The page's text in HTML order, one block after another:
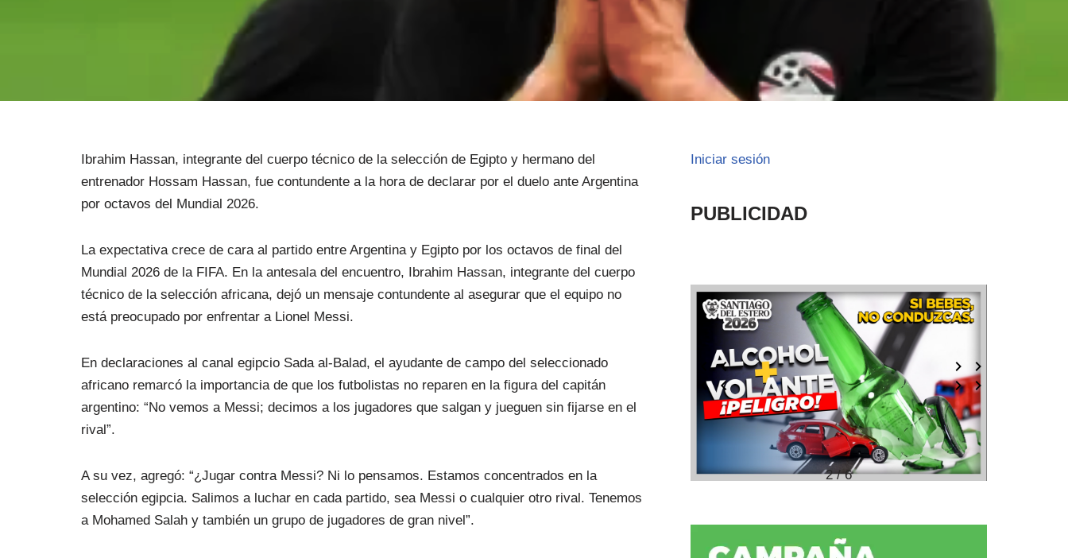
Ibrahim Hassan, integrante del cuerpo técnico de la selección de Egipto y hermano del
entrenador Hossam Hassan, fue contundente a la hora de declarar por el duelo ante Argentina
por octavos del Mundial 2026.
La expectativa crece de cara al partido entre Argentina y Egipto por los octavos de final del
Mundial 2026 de la FIFA. En la antesala del encuentro, Ibrahim Hassan, integrante del cuerpo
técnico de la selección africana, dejó un mensaje contundente al asegurar que el equipo no
está preocupado por enfrentar a Lionel Messi.
En declaraciones al canal egipcio Sada al-Balad, el ayudante de campo del seleccionado
africano remarcó la importancia de que los futbolistas no reparen en la figura del capitán
argentino: “No vemos a Messi; decimos a los jugadores que salgan y jueguen sin fijarse en el
rival”.
A su vez, agregó: “¿Jugar contra Messi? Ni lo pensamos. Estamos concentrados en la
selección egipcia. Salimos a luchar en cada partido, sea Messi o cualquier otro rival. Tenemos
a Mohamed Salah y también un grupo de jugadores de gran nivel”.
Iniciar sesión
PUBLICIDAD
2 / 6